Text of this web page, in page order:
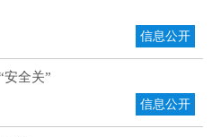
信息公开
全关”
信息公开